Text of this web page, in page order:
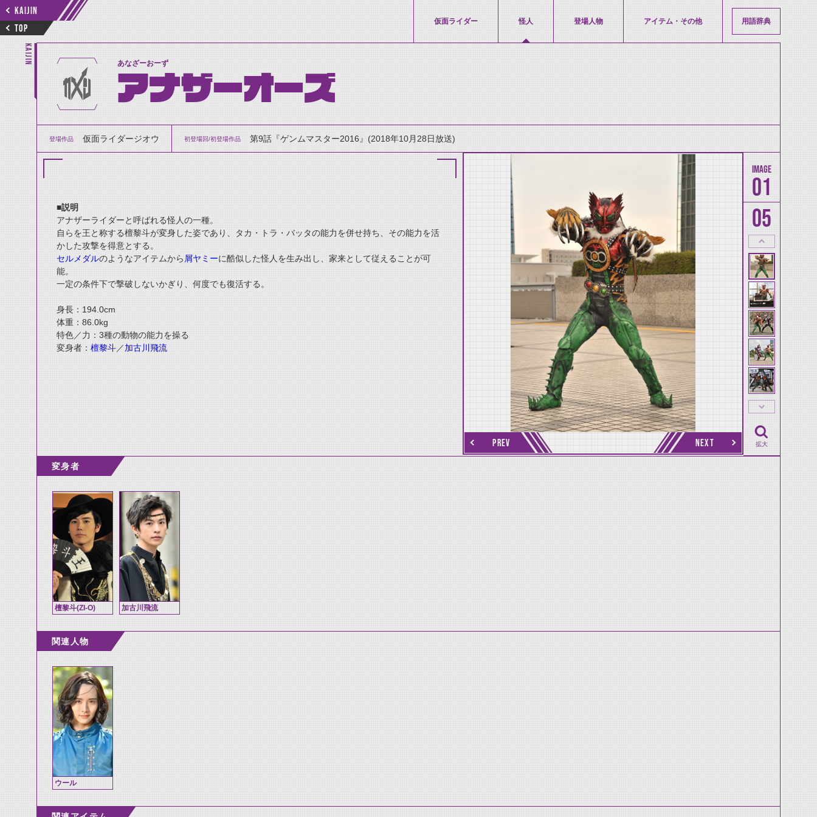
KAIJIN
TOP
仮面ライダー 怪人 登場人物 アイテム・その他 用語辞典
KAIJIN あなざーおーず
アナザーオーズ
登場作品 仮面ライダージオウ 初登場回/初登場作品 第9話『ゲンムマスター2016』(2018年10月28日放送)
■説明
アナザーライダーと呼ばれる怪人の一種。
自らを王と称する檀黎斗が変身した姿であり、タカ・トラ・バッタの能力を併せ持ち、その能力を活
かした攻撃を得意とする。
セルメダルのようなアイテムから 屑ヤミーに酷似した怪人を生み出し、家来として従えることが可
能。
一定の条件下で撃破しないかぎり、何度でも復活する。
身長：194.0cm
体重：86.0kg
特色／力：3種の動物の能力を操る
変身者： 檀黎斗／加古川飛流
PREV NEXT
01
05
拡大
変身者
檀黎斗(ZI-O) 加古川飛流
関連人物
ウール